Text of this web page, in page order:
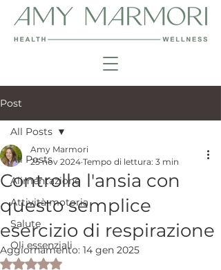
Post
All Posts
Alimentazione
Attività motoria
Salute
Oli essenziali
All Posts
Controlla l'ansia con
questo semplice
esercizio di respirazione
Amy Marmori
25 nov 2024 Tempo di lettura: 3 min
Aggiornamento: 14 gen 2025
Valutazione NaN stelle su 5.